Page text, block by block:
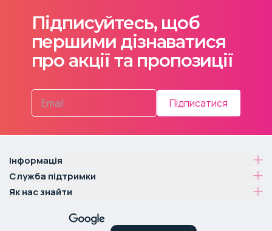
Підписуйтесь, щоб
першими дізнаватися
про акції та пропозиції
Підписатися
Інформація
Служба підтримки
Як нас знайти